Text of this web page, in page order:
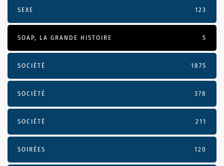
SEXE 123
SOAP, LA GRANDE HISTOIRE 5
SOCIÉTÉ 1875
SOCIÉTÉ 378
SOCIÉTÉ 211
SOIRÉES 120